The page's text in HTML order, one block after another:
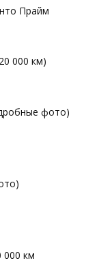
Прайм
000 км)
фото)
км